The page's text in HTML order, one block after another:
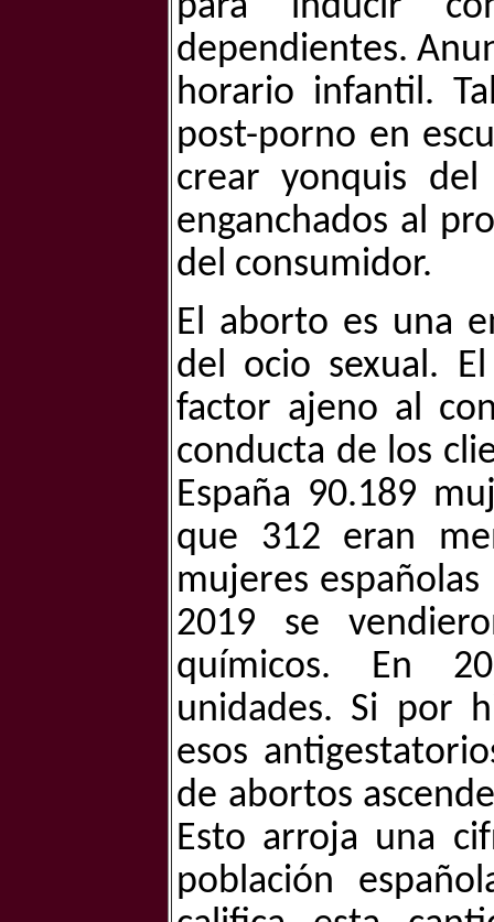
para inducir
dependientes.
horario infantil.
post-porno en
crear yonquis
enganchados al
del consumidor.
El aborto es una
del ocio sexual.
factor ajeno al
conducta de los
España 90.189
que 312 eran
mujeres
2019 se
químicos. En
unidades. Si por
esos
de abortos
Esto arroja una
población